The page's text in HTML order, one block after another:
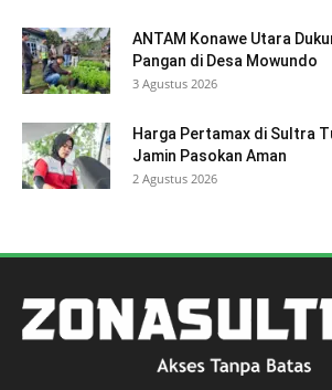
ANTAM Konawe Utara
Pangan di Desa Mowundo
3 Agustus 2026
Harga Pertamax di Sultra
Jamin Pasokan Aman
2 Agustus 2026